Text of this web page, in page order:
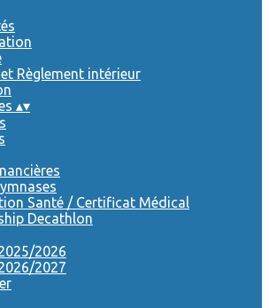
Règlement intérieur
▴▾
Santé / Certificat Médical
Decathlon
2026
2027